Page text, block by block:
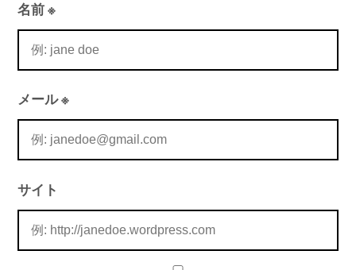
名前※
メール※
サイト